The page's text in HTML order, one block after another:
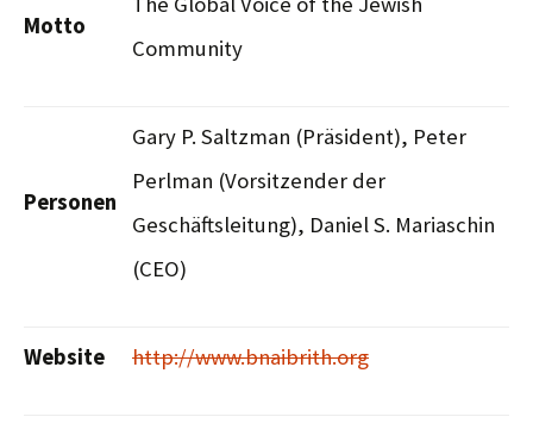
Motto
Community
Personen
Gary P. Saltzman (Präsident), Peter
Perlman (Vorsitzender der
Geschäftsleitung), Daniel S. Mariaschin
(CEO)
Website http://www.bnaibrith.org